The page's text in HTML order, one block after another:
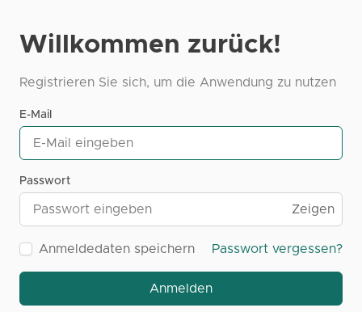
Willkommen zurück!
Registrieren Sie sich, um die Anwendung zu nutzen
E-Mail
Passwort
Zeigen
Anmeldedaten speichern Passwort vergessen?
Anmelden